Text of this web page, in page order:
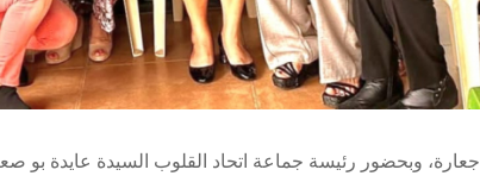
وبحضور رئيسة جماعة اتحاد القلوب السيدة عايدة